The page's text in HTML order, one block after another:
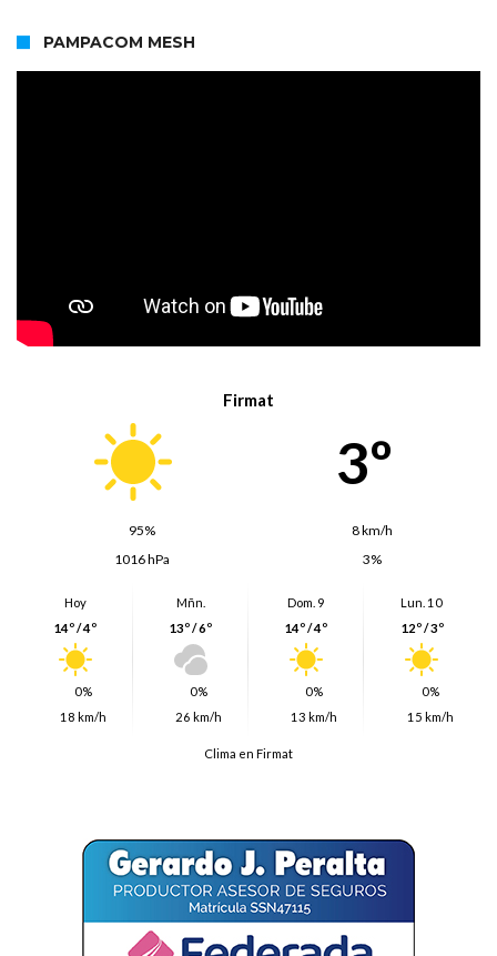
PAMPACOM MESH
Firmat
3º
95%
8 km/h
1016 hPa
3%
Hoy
14º / 4º
0%
18 km/h
Mñn.
13º / 6º
0%
26 km/h
Dom. 9
14º / 4º
0%
13 km/h
Lun. 10
12º / 3º
0%
15 km/h
Clima en Firmat